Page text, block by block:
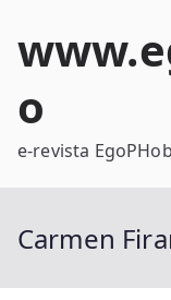
o
e-revista
Carmen